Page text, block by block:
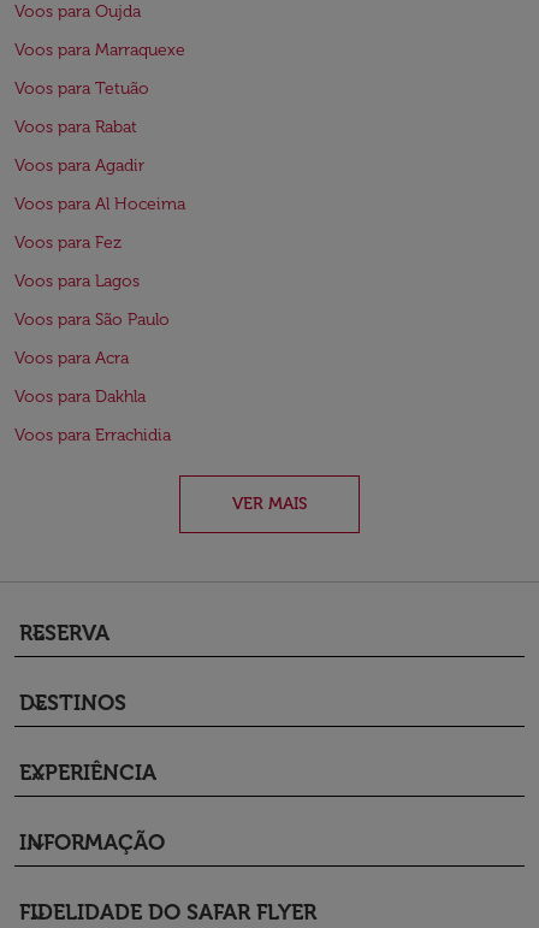
Voos para Oujda
Voos para Marraquexe
Voos para Tetuão
Voos para Rabat
Voos para Agadir
Voos para Al Hoceima
Voos para Fez
Voos para Lagos
Voos para São Paulo
Voos para Acra
Voos para Dakhla
Voos para Errachidia
VER MAIS
RESERVA
keyboard_arrow_down
DESTINOS
keyboard_arrow_down
EXPERIÊNCIA
keyboard_arrow_down
INFORMAÇÃO
keyboard_arrow_down
FIDELIDADE DO SAFAR FLYER
keyboard_arrow_down